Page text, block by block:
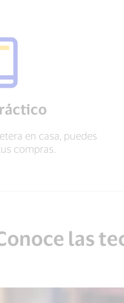
en casa, puedes
compras.
las